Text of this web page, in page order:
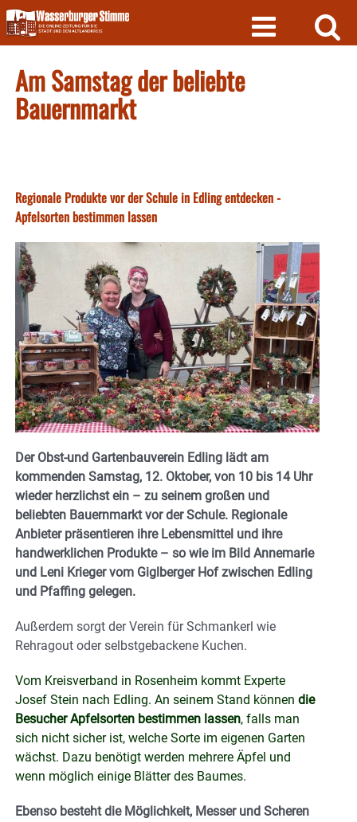
Skip
to
content
Am Samstag der beliebte
Bauernmarkt
Regionale Produkte vor der Schule in Edling entdecken -
Apfelsorten bestimmen lassen
Der Obst-und Gartenbauverein Edling lädt am
kommenden Samstag, 12. Oktober, von 10 bis 14 Uhr
wieder herzlichst ein – zu seinem großen und
beliebten Bauernmarkt vor der Schule. Regionale
Anbieter präsentieren ihre Lebensmittel und ihre
handwerklichen Produkte – so wie im Bild Annemarie
und Leni Krieger vom Giglberger Hof zwischen Edling
und Pfaffing gelegen.
Außerdem sorgt der Verein für Schmankerl wie
Rehragout oder selbstgebackene Kuchen.
Vom Kreisverband in Rosenheim kommt Experte
Josef Stein nach Edling. An seinem Stand können die
Besucher Apfelsorten bestimmen lassen, falls man
sich nicht sicher ist, welche Sorte im eigenen Garten
wächst. Dazu benötigt werden mehrere Äpfel und
wenn möglich einige Blätter des Baumes.
Ebenso besteht die Möglichkeit, Messer und Scheren